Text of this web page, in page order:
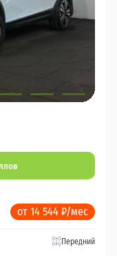
от 14 544 ₽/мес
Передний